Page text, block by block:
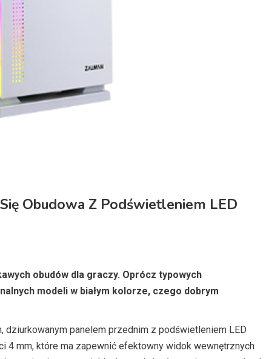
Obudowa Z Podświetleniem LED
obudów dla graczy. Oprócz typowych
modeli w białym kolorze, czego dobrym
dziurkowanym panelem przednim z podświetleniem LED
4 mm, które ma zapewnić efektowny widok wewnętrznych